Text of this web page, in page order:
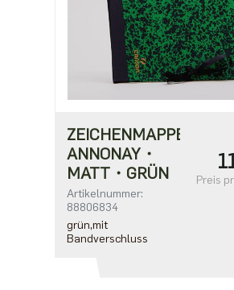
ZEICHENMAPPE
ANNONAY・
MATT・GRÜN
Artikelnummer:
88806834
grün,mit
Bandverschluss
Preis